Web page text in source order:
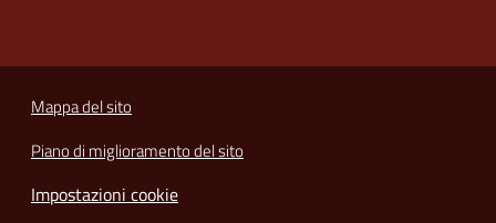
Mappa del sito
Piano di miglioramento del sito
Impostazioni cookie